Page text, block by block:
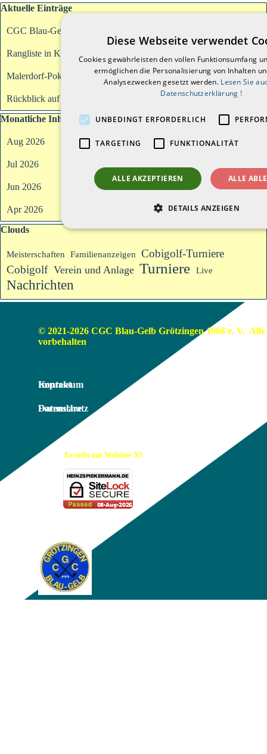
Block überspringen Aktuelle Einträge
Aktuelle Einträge
CGC Blau-Gelb Grötzingen bei Cobi-Trophy
Rangliste in Krumbach am 20.09.2026
Malerdorf-Pokal 2026
Rückblick auf das erste Halbjahr 2026
Block überspringen Monatliche Inhalte
Monatliche Inhalte
Aug 2026
Jul 2026
Jun 2026
Apr 2026
Block überspringen Clouds
Clouds
Meisterschaften Familienanzeigen
Cobigolf-Turniere
Cobigolf Verein und Anlage Turniere Live
Nachrichten
© 2021-2026 CGC Blau-Gelb Grötzingen 1968 e. V.  Alle
vorbehalten
Impressum
Kontakt
Datenschutz
Formulare
Erstellt mit WebSite X5
Diese Webseite verwendet
Cookies gewährleisten den vollen Funktionsumfang
ermöglichen die Personalisierung von Inhalten
Analysezwecken gesetzt werden. Lesen Sie
Datenschutzerklärung !
UNBEDINGT ERFORDERLICH
TARGETING FUNKTIONALITÄT
ALLE AKZEPTIEREN ALLE
DETAILS ANZEIGEN